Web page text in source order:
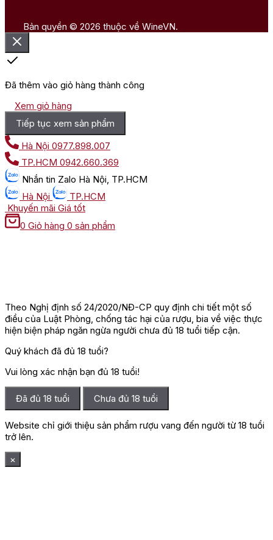
Bản quyền © 2026 thuộc về WineVN.
Đã thêm vào giỏ hàng thành công
Xem giỏ hàng
Tiếp tục xem sản phẩm
Hà Nội 0977.898.007
TP.HCM 0942.660.369
Nhắn tin Zalo Hà Nội, TP.HCM
Hà Nội
TP.HCM
Khuyến mãi Giá tốt
0 Giỏ hàng 0 sản phẩm
Theo Nghị định số 24/2020/NĐ-CP quy định chi tiết một số
điều của Luật Phòng, chống tác hại của rượu, bia về việc thực
hiện biện pháp ngăn ngừa người chưa đủ 18 tuổi tiếp cận.
Quý khách đã đủ 18 tuổi?
Vui lòng xác nhận bạn đủ 18 tuổi!
Đã đủ 18 tuổi Chưa đủ 18 tuổi
Website chỉ giới thiệu sản phẩm rượu vang đến người từ 18 tuổi
trở lên.
×